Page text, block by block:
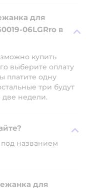
для
06LGRro в
купить
выберите оплату
платите одну
три будут
две недели.
названием
для